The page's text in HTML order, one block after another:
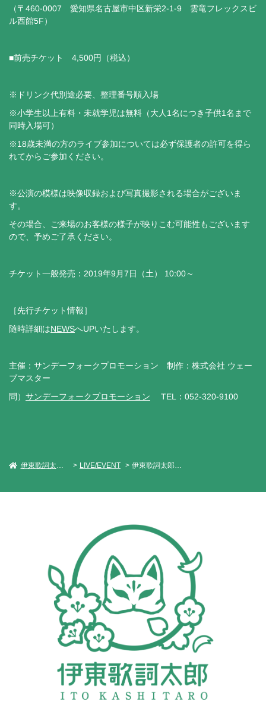
（〒460-0007 愛知県名古屋市中区新栄2-1-9 雲竜フレックスビ
ル西館5F）
■前売チケット 4,500円（税込）
※ドリンク代別途必要、整理番号順入場
※小学生以上有料・未就学児は無料（大人1名につき子供1名まで
同時入場可）
※18歳未満の方のライブ参加については必ず保護者の許可を得ら
れてからご参加ください。
※公演の模様は映像収録および写真撮影される場合がございま
す。
その場合、ご来場のお客様の様子が映りこむ可能性もございます
ので、予めご了承ください。
チケット一般発売：2019年9月7日（土） 10:00～
［先行チケット情報］
随時詳細はNEWSへUPいたします。
主催：サンデーフォークプロモーション 制作：株式会社 ウェー
ブマスター
問）サンデーフォークプロモーション TEL：052-320-9100
伊東歌詞太郎 Official Web Site LIVE/EVENT 伊東歌詞太郎 ワンマンLIVEツアー2019 「君住む街へ」阪名東編 ～マイホームタウンへ～ in 愛知